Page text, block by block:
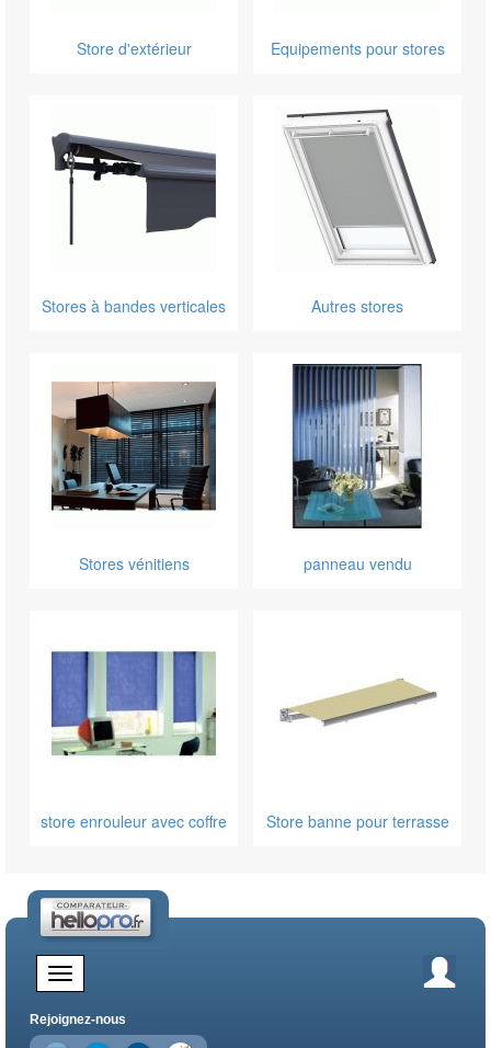
Store d'extérieur Equipements pour stores
Stores à bandes verticales Autres stores
Stores vénitiens panneau vendu
store enrouleur avec coffre Store banne pour terrasse
Rejoignez-nous